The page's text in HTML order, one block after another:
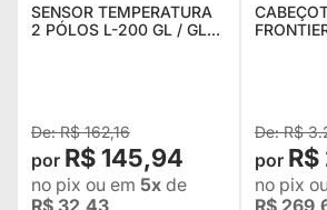
SENSOR TEMPERATURA
2 PÓLOS L-200 GL / GLS
R$ 162,16
R$ 145,94
no pix ou em 5x de
R$ 32,43
FRONTIER MOTOR
R$
R$
no pix
R$